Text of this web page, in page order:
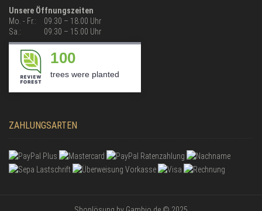
Unsere Öffnungszeiten
Mo. - Fr.:
09:30 – 18:00 Uhr
Sa.:
09:30 – 15:00 Uhr
100
trees were planted
ZAHLUNGSARTEN